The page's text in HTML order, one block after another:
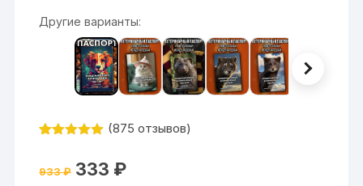
Другие варианты:
на основе
(875 отзывов)
933₽ Первоначальная
цена
333 ₽Текущая